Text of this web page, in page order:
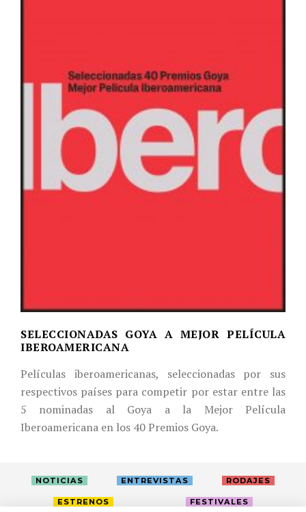
SELECCIONADAS GOYA A MEJOR PELÍCULA
IBEROAMERICANA
Películas iberoamericanas, seleccionadas por sus
respectivos países para competir por estar entre las
5 nominadas al Goya a la Mejor Película
Iberoamericana en los 40 Premios Goya.
NOTICIAS ENTREVISTAS RODAJES
ESTRENOS FESTIVALES